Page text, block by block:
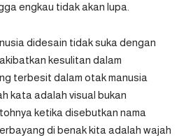
engkau tidak akan lupa.
didesain tidak suka dengan
kesulitan dalam
terbesit dalam otak manusia
kata adalah visual bukan
ketika disebutkan nama
di benak kita adalah wajah